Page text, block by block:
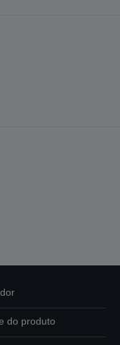
do produto